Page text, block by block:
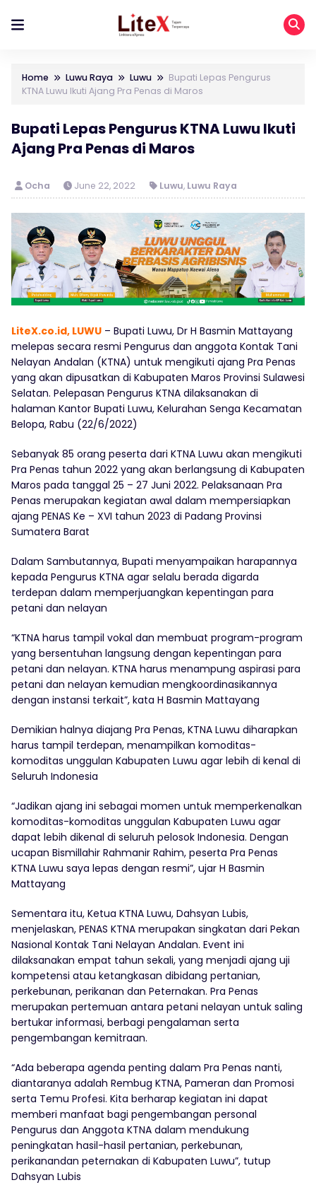
Home Luwu Raya Luwu
Bupati Lepas Pengurus
KTNA Luwu Ikuti Ajang Pra Penas di Maros
Bupati Lepas Pengurus KTNA Luwu Ikuti
Ajang Pra Penas di Maros
Ocha June 22, 2022 Luwu, Luwu Raya
LiteX.co.id, LUWU – Bupati Luwu, Dr H Basmin Mattayang
melepas secara resmi Pengurus dan anggota Kontak Tani
Nelayan Andalan (KTNA) untuk mengikuti ajang Pra Penas
yang akan dipusatkan di Kabupaten Maros Provinsi Sulawesi
Selatan. Pelepasan Pengurus KTNA dilaksanakan di
halaman Kantor Bupati Luwu, Kelurahan Senga Kecamatan
Belopa, Rabu (22/6/2022)
Sebanyak 85 orang peserta dari KTNA Luwu akan mengikuti
Pra Penas tahun 2022 yang akan berlangsung di Kabupaten
Maros pada tanggal 25 – 27 Juni 2022. Pelaksanaan Pra
Penas merupakan kegiatan awal dalam mempersiapkan
ajang PENAS Ke – XVI tahun 2023 di Padang Provinsi
Sumatera Barat
Dalam Sambutannya, Bupati menyampaikan harapannya
kepada Pengurus KTNA agar selalu berada digarda
terdepan dalam memperjuangkan kepentingan para
petani dan nelayan
“KTNA harus tampil vokal dan membuat program-program
yang bersentuhan langsung dengan kepentingan para
petani dan nelayan. KTNA harus menampung aspirasi para
petani dan nelayan kemudian mengkoordinasikannya
dengan instansi terkait”, kata H Basmin Mattayang
Demikian halnya diajang Pra Penas, KTNA Luwu diharapkan
harus tampil terdepan, menampilkan komoditas-
komoditas unggulan Kabupaten Luwu agar lebih di kenal di
Seluruh Indonesia
“Jadikan ajang ini sebagai momen untuk memperkenalkan
komoditas-komoditas unggulan Kabupaten Luwu agar
dapat lebih dikenal di seluruh pelosok Indonesia. Dengan
ucapan Bismillahir Rahmanir Rahim, peserta Pra Penas
KTNA Luwu saya lepas dengan resmi”, ujar H Basmin
Mattayang
Sementara itu, Ketua KTNA Luwu, Dahsyan Lubis,
menjelaskan, PENAS KTNA merupakan singkatan dari Pekan
Nasional Kontak Tani Nelayan Andalan. Event ini
dilaksanakan empat tahun sekali, yang menjadi ajang uji
kompetensi atau ketangkasan dibidang pertanian,
perkebunan, perikanan dan Peternakan. Pra Penas
merupakan pertemuan antara petani nelayan untuk saling
bertukar informasi, berbagi pengalaman serta
pengembangan kemitraan.
“Ada beberapa agenda penting dalam Pra Penas nanti,
diantaranya adalah Rembug KTNA, Pameran dan Promosi
serta Temu Profesi. Kita berharap kegiatan ini dapat
memberi manfaat bagi pengembangan personal
Pengurus dan Anggota KTNA dalam mendukung
peningkatan hasil-hasil pertanian, perkebunan,
perikanandan peternakan di Kabupaten Luwu”, tutup
Dahsyan Lubis